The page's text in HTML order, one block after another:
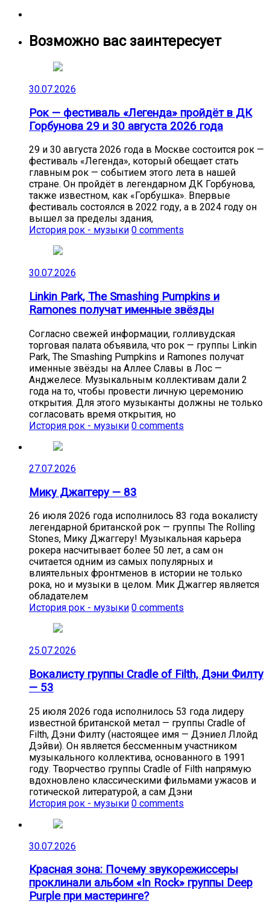
Возможно вас заинтересует
30.07.2026
Рок — фестиваль «Легенда» пройдёт в ДК
Горбунова 29 и 30 августа 2026 года
29 и 30 августа 2026 года в Москве состоится рок —
фестиваль «Легенда», который обещает стать
главным рок — событием этого лета в нашей
стране. Он пройдёт в легендарном ДК Горбунова,
также известном, как «Горбушка». Впервые
фестиваль состоялся в 2022 году, а в 2024 году он
вышел за пределы здания,
История рок - музыки 0 comments
30.07.2026
Linkin Park, The Smashing Pumpkins и
Ramones получат именные звёзды
Согласно свежей информации, голливудская
торговая палата объявила, что рок — группы Linkin
Park, The Smashing Pumpkins и Ramones получат
именные звёзды на Аллее Славы в Лос —
Анджелесе. Музыкальным коллективам дали 2
года на то, чтобы провести личную церемонию
открытия. Для этого музыканты должны не только
согласовать время открытия, но
История рок - музыки 0 comments
27.07.2026
Мику Джаггеру — 83
26 июля 2026 года исполнилось 83 года вокалисту
легендарной британской рок — группы The Rolling
Stones, Мику Джаггеру! Музыкальная карьера
рокера насчитывает более 50 лет, а сам он
считается одним из самых популярных и
влиятельных фронтменов в истории не только
рока, но и музыки в целом. Мик Джаггер является
обладателем
История рок - музыки 0 comments
25.07.2026
Вокалисту группы Cradle of Filth, Дэни Филту
— 53
25 июля 2026 года исполнилось 53 года лидеру
известной британской метал — группы Cradle of
Filth, Дэни Филту (настоящее имя — Дэниел Ллойд
Дэйви). Он является бессменным участником
музыкального коллектива, основанного в 1991
году. Творчество группы Cradle of Filth напрямую
вдохновлено классическими фильмами ужасов и
готической литературой, а сам Дэни
История рок - музыки 0 comments
30.07.2026
Красная зона: Почему звукорежиссеры
проклинали альбом «In Rock» группы Deep
Purple при мастеринге?